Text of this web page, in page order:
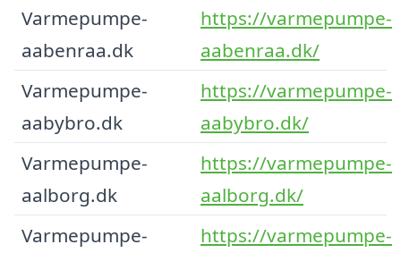
Varmepumpe-
aabenraa.dk
https://varmepumpe-
aabenraa.dk/
Varmepumpe-
aabybro.dk
https://varmepumpe-
aabybro.dk/
Varmepumpe-
aalborg.dk
https://varmepumpe-
aalborg.dk/
Varmepumpe-
https://varmepumpe-